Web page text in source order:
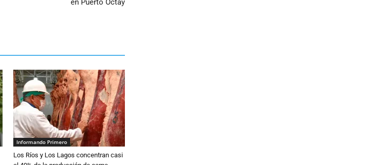
en Puerto Octay
Informando Primero
Los Ríos y Los Lagos concentran casi